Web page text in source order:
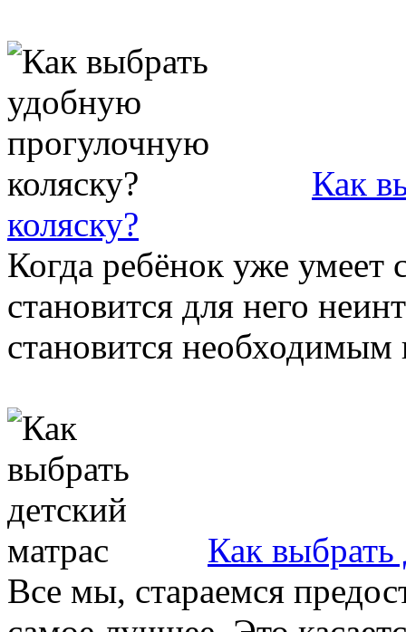
Как
коляску?
Когда ребёнок уже умеет
становится для него
становится необходимым
Как выбрать
Все мы, стараемся